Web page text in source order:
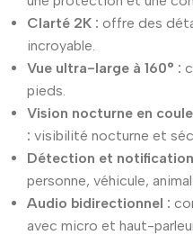
Clarté 2K : offre des
incroyable.
Vue ultra-large à 160° :
pieds.
Vision nocturne en
: visibilité nocturne et
Détection et
personne, véhicule,
Audio bidirectionnel :
avec micro et haut-